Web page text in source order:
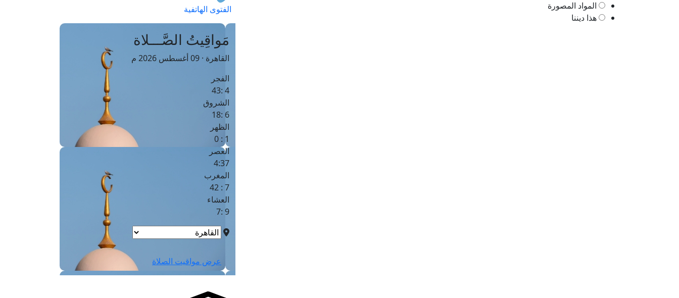
المواد المصورة
هذا ديننا
الفتوى الهاتفية
مَواقِيتُ الصَّـــلاة
القاهرة · 09 أغسطس 2026 م
الفجر
4 :43
الشروق
6 :18
الظهر
1 : 0
العصر
4:37
المغرب
7 : 42
العشاء
9 :7
عرض مواقيت الصلاة